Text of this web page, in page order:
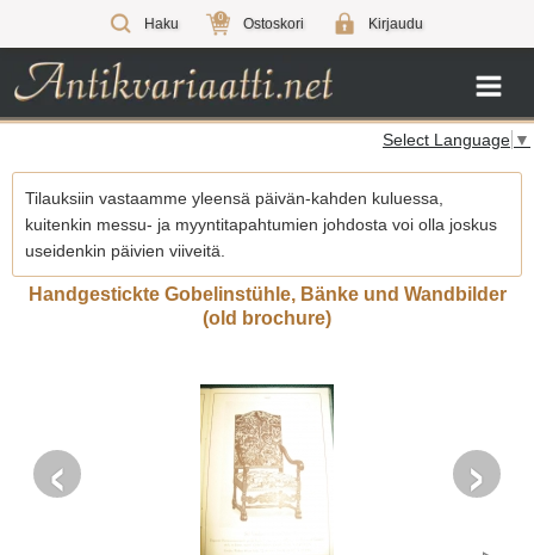
Haku 0 Ostoskori Kirjaudu
Select Language ▼
Tilauksiin vastaamme yleensä päivän-kahden kuluessa,
kuitenkin messu- ja myyntitapahtumien johdosta voi olla joskus
useidenkin päivien viiveitä.
Handgestickte Gobelinstühle, Bänke und Wandbilder
(old brochure)
‹ ›